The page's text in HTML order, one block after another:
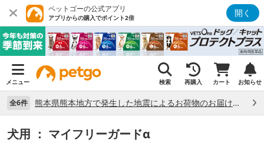
ペットゴーの公式アプリ
アプリからの購入でポイント2倍 開く
メニュー 検索 再購入 カート お知らせ
全6件 熊本県熊本地方で発生した地震によるお荷物のお届け状況について （7/28）
犬用 ： マイフリーガードα